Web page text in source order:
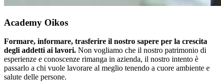
Academy Oikos
Formare, informare, trasferire il nostro sapere per la crescita
degli addetti ai lavori. Non vogliamo che il nostro patrimonio di
esperienze e conoscenze rimanga in azienda, il nostro intento è
passarlo a chi vuole lavorare al meglio tenendo a cuore ambiente e
salute delle persone.